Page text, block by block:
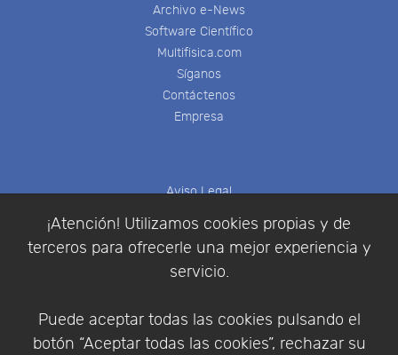
¡Atención! Utilizamos cookies propias y de
terceros para ofrecerle una mejor experiencia y
servicio.
Puede aceptar todas las cookies pulsando el
botón “Aceptar todas las cookies”, rechazar su
Archivo e-News
Software Científico
Multifisica.com
Síganos
Contáctenos
Empresa
Aviso Legal
Política de Privacidad
Condiciones de compra
Identificarse